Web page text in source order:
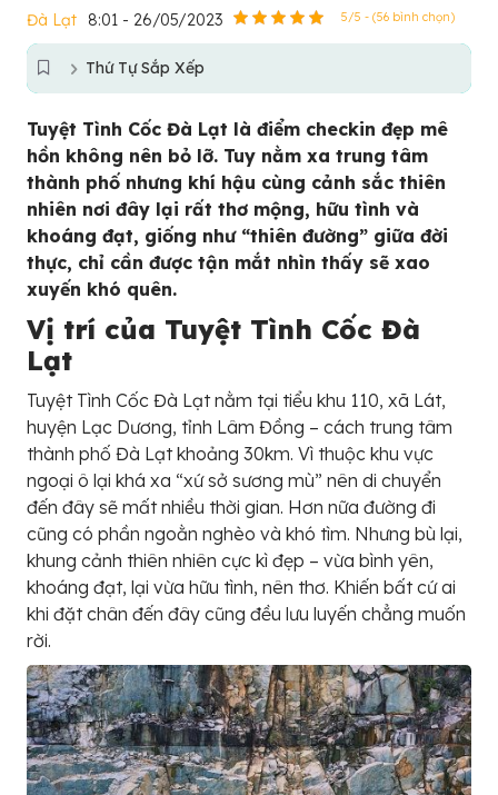
Đà Lạt 8:01 - 26/05/2023 5/5 - (56 bình chọn)
Thứ Tự Sắp Xếp
Tuyệt Tình Cốc Đà Lạt là điểm checkin đẹp mê
hồn không nên bỏ lỡ. Tuy nằm xa trung tâm
thành phố nhưng khí hậu cùng cảnh sắc thiên
nhiên nơi đây lại rất thơ mộng, hữu tình và
khoáng đạt, giống như “thiên đường” giữa đời
thực, chỉ cần được tận mắt nhìn thấy sẽ xao
xuyến khó quên.
Vị trí của Tuyệt Tình Cốc Đà
Lạt
Tuyệt Tình Cốc Đà Lạt nằm tại tiểu khu 110, xã Lát,
huyện Lạc Dương, tỉnh Lâm Đồng – cách trung tâm
thành phố Đà Lạt khoảng 30km. Vì thuộc khu vực
ngoại ô lại khá xa “xứ sở sương mù” nên di chuyển
đến đây sẽ mất nhiều thời gian. Hơn nữa đường đi
cũng có phần ngoằn nghèo và khó tìm. Nhưng bù lại,
khung cảnh thiên nhiên cực kì đẹp – vừa bình yên,
khoáng đạt, lại vừa hữu tình, nên thơ. Khiến bất cứ ai
khi đặt chân đến đây cũng đều lưu luyến chẳng muốn
rời.